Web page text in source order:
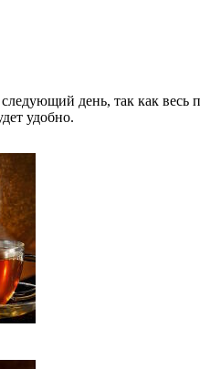
день, так как весь
удобно.